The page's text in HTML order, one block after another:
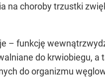
na choroby trzustki
– funkcję
do krwiobiegu,
do organizmu